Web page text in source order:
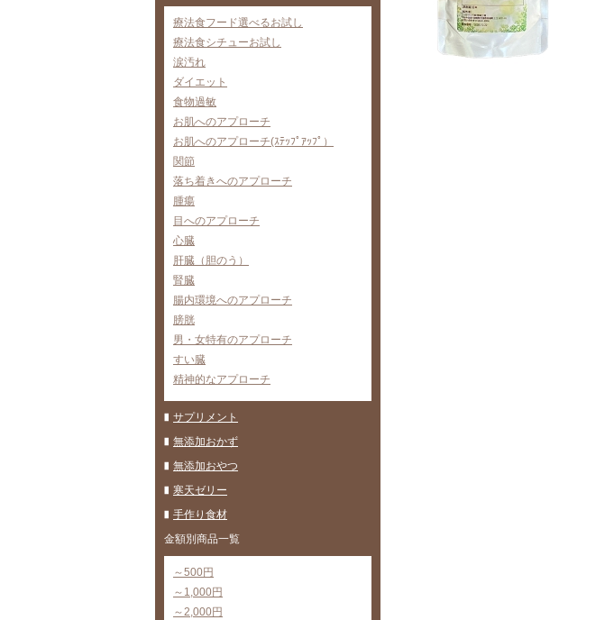
療法食フード選べるお試し
療法食シチューお試し
涙汚れ
ダイエット
食物過敏
お肌へのアプローチ
お肌へのアプローチ(ｽﾃｯﾌﾟｱｯﾌﾟ）
関節
落ち着きへのアプローチ
腫瘍
目へのアプローチ
心臓
肝臓（胆のう）
腎臓
腸内環境へのアプローチ
膀胱
男・女特有のアプローチ
すい臓
精神的なアプローチ
サプリメント
無添加おかず
無添加おやつ
寒天ゼリー
手作り食材
金額別商品一覧
～500円
～1,000円
～2,000円